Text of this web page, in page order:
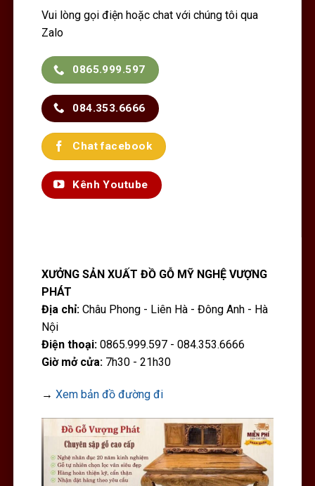
Vui lòng gọi điện hoặc chat với chúng tôi qua
Zalo
0865.999.597
084.353.6666
Chat facebook
Kênh Youtube
XƯỞNG SẢN XUẤT ĐỒ GỖ MỸ NGHỆ VƯỢNG
PHÁT
Địa chỉ:Châu Phong - Liên Hà - Đông Anh - Hà
Nội
Điện thoại:0865.999.597 - 084.353.6666
Giờ mở cửa:7h30 - 21h30
→ Xem bản đồ đường đi